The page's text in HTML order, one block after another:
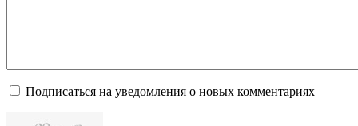
Подписаться на уведомления о новых комментариях